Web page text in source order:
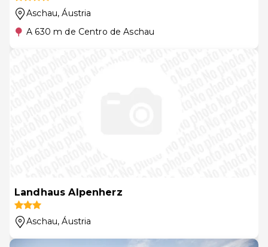
Aschau, Áustria
A 630 m de Centro de Aschau
Landhaus Alpenherz
Aschau, Áustria